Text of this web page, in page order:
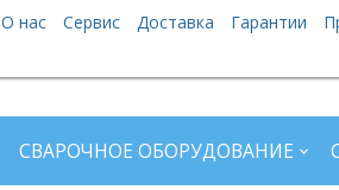
О нас Сервис Доставка Гарантии
СВАРОЧНОЕ ОБОРУДОВАНИЕ